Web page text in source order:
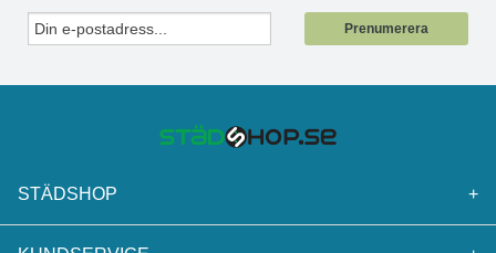
Prenumerera
STÄDSHOP +